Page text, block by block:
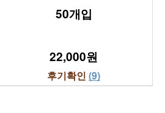
50개입
22,000원
후기확인 (9)